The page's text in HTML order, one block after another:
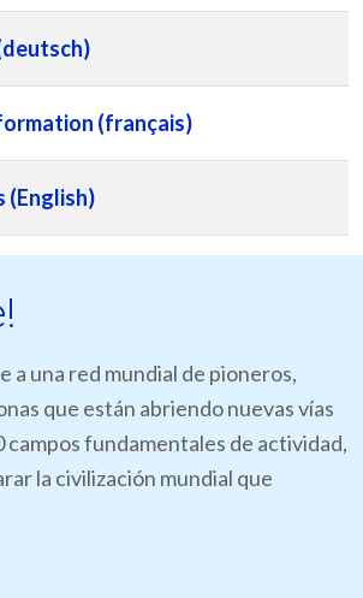
(français)
(English)
a una red mundial de pioneros,
que están abriendo nuevas vías
campos fundamentales de actividad,
la civilización mundial que